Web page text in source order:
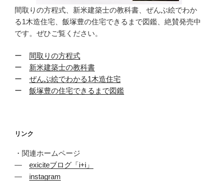
間取りの方程式、新米建築士の教科書、ぜんぶ絵でわか
る1木造住宅、飯塚豊の住宅できるまで図鑑、絶賛発売中
です。ぜひご覧ください。
ー 間取りの方程式
ー 新米建築士の教科書
ー ぜんぶ絵でわかる1木造住宅
ー 飯塚豊の住宅できるまで図鑑
リンク
・関連ホームページ
― exiciteブログ「i+i」
― instagram